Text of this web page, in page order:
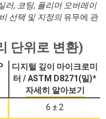
러, 코팅, 폴리머 오버레이
선택 및 지정의유무에 관
단위로 변환)
디지털 깊이 마이크로미
터 / ASTM D8271(밀)*
자세히 알아보기
6 ± 2